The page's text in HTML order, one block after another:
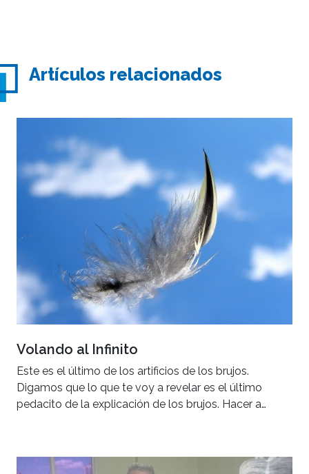
Artículos relacionados
Volando al Infinito
Este es el último de los artificios de los brujos.
Digamos que lo que te voy a revelar es el último
pedacito de la explicación de los brujos. Hacer a…